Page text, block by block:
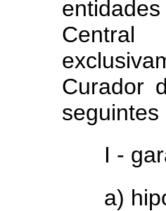
Central
Curador
seguintes
I -
a)